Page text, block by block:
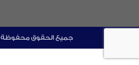
©جميع الحقوق محفوظة 2026